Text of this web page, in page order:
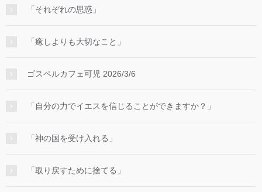
「それぞれの思惑」
「癒しよりも大切なこと」
ゴスペルカフェ可児 2026/3/6
「自分の力でイエスを信じることができますか？」
「神の国を受け入れる」
「取り戻すために捨てる」